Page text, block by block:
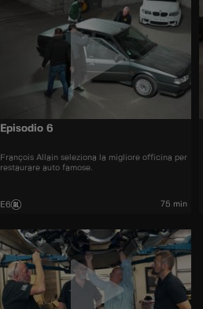
Episodio 6
François Allain seleziona la migliore officina per
restaurare auto famose.
E6 75 min